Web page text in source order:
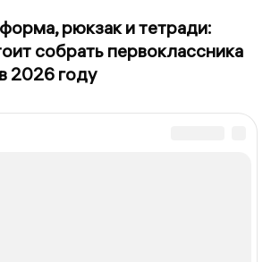
рюкзак и тетради:
собрать первоклассника
2026 году